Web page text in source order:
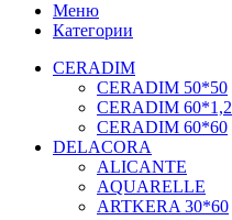
Меню
Категории
CERADIM
CERADIM 50*50
CERADIM 60*1,2
CERADIM 60*60
DELACORA
ALICANTE
AQUARELLE
ARTKERA 30*60